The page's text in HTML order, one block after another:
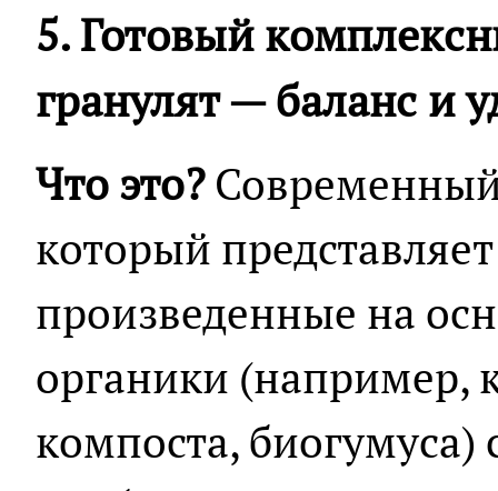
5. Готовый
гранулят — баланс и
Что это?
который
произведенные на
органики (например,
компоста, биогумуса)